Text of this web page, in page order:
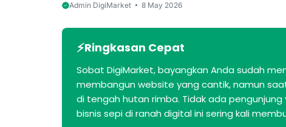
Admin DigiMarket 8 May 2026
Ringkasan Cepat
Sobat DigiMarket, bayangkan Anda sudah
membangun website yang cantik, namun
di tengah hutan rimba. Tidak ada
bisnis sepi di ranah digital ini sering kali